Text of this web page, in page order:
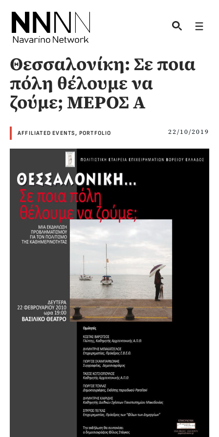
content
Θεσσαλονίκη: Σε ποια
πόλη θέλουμε να
ζούμε; ΜΕΡΟΣ Α
AFFILIATED EVENTS, PORTFOLIO 22/10/2019